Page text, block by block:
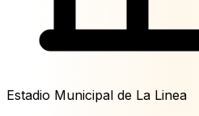
Estadio Municipal de La Linea